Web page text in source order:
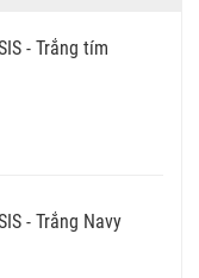
- Trắng tím
- Trắng Navy